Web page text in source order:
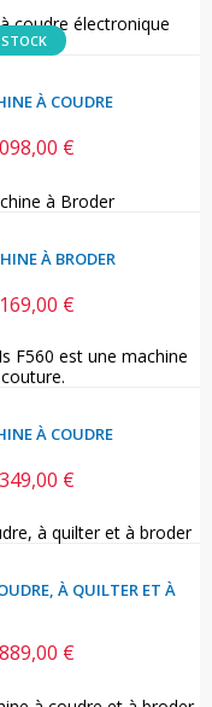
À COUDRE
€
À BRODER
€
À COUDRE
€
À QUILTER ET À
€